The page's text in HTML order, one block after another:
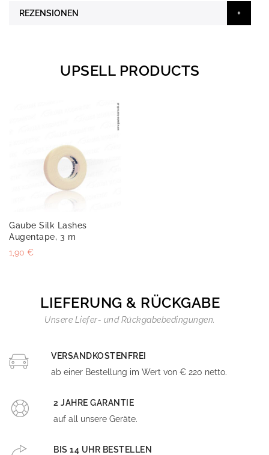
REZENSIONEN
UPSELL PRODUCTS
Gaube Silk Lashes
Augentape, 3 m
1,90 €
LIEFERUNG & RÜCKGABE
Unsere Liefer- und Rückgabebedingungen.
VERSANDKOSTENFREI
ab einer Bestellung im Wert von € 220 netto.
2 JAHRE GARANTIE
auf all unsere Geräte.
BIS 14 UHR BESTELLEN